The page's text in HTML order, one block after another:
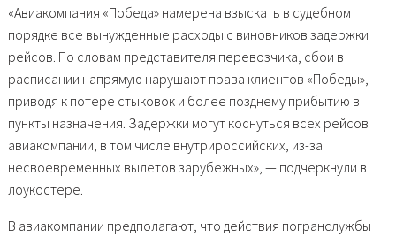
«Авиакомпания «Победа» намерена взыскать в судебном
порядке все вынужденные расходы с виновников задержки
рейсов. По словам представителя перевозчика, сбои в
расписании напрямую нарушают права клиентов «Победы»,
приводя к потере стыковок и более позднему прибытию в
пункты назначения. Задержки могут коснуться всех рейсов
авиакомпании, в том числе внутрироссийских, из-за
несвоевременных вылетов зарубежных», — подчеркнули в
лоукостере.
В авиакомпании предполагают, что действия погранслужбы